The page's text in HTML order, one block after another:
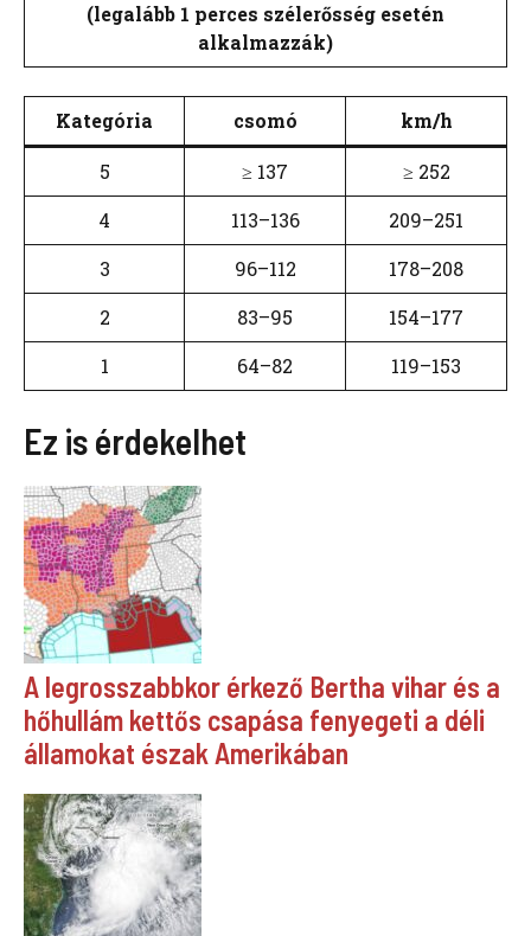
(legalább 1 perces szélerősség esetén
alkalmazzák)
Kategória csomó km/h
5 ≥ 137
≥ 252
4
113–136
209–251
3
96–112
178–208
2
83–95
154–177
1
64–82 119–153
Ez is érdekelhet
A legrosszabbkor érkező Bertha vihar és a
hőhullám kettős csapása fenyegeti a déli
államokat észak Amerikában